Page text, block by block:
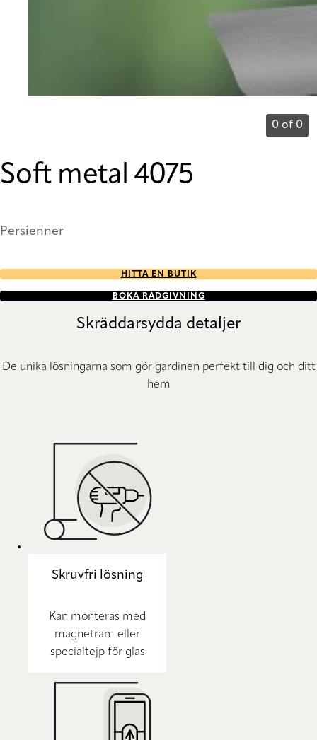
0 of 0
Soft metal 4075
Persienner
HITTA EN BUTIK
BOKA RÅDGIVNING
Skräddarsydda detaljer
De unika lösningarna som gör gardinen perfekt till dig och ditt
hem
Skruvfri lösning
Kan monteras med
magnetram eller
specialtejp för glas